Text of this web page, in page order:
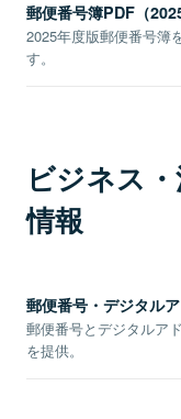
郵便番号簿PDF（
2025年度版郵便番号簿
す。
ビジネス
情報
郵便番号・デジタル
郵便番号とデジタルア
を提供。